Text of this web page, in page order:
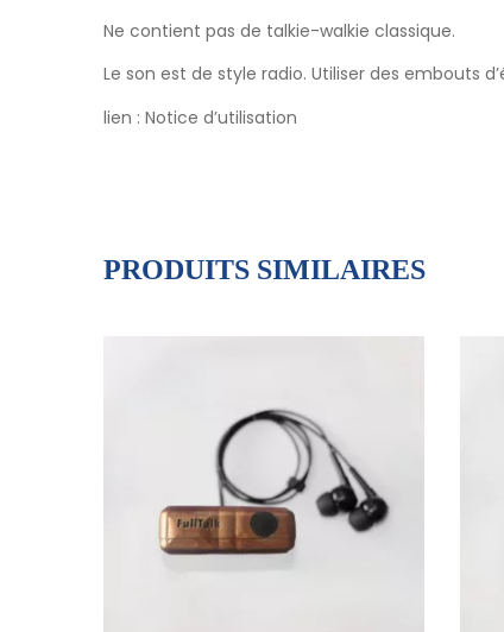
Ne contient pas de talkie-walkie classique.
Le son est de style radio. Utiliser des embouts
lien : Notice d’utilisation
PRODUITS SIMILAIRES